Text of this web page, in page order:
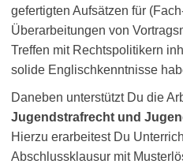
gefertigten Aufsätzen für
Überarbeitungen von
Treffen mit Rechtspolitikern
solide Englischkenntnisse
Daneben unterstützt Du die
Jugendstrafrecht und
Hierzu erarbeitest Du
Abschlussklausur mit